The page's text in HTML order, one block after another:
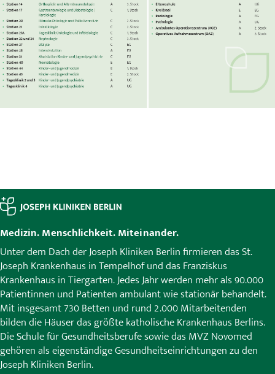
Medizin. Menschlichkeit. Miteinander.
Unter dem Dach der Joseph Kliniken Berlin firmieren das St.
Joseph Krankenhaus in Tempelhof und das Franziskus
Krankenhaus in Tiergarten. Jedes Jahr werden mehr als 90.000
Patientinnen und Patienten ambulant wie stationär behandelt.
Mit insgesamt 730 Betten und rund 2.000 Mitarbeitenden
bilden die Häuser das größte katholische Krankenhaus Berlins.
Die Schule für Gesundheitsberufe sowie das MVZ Novomed
gehören als eigenständige Gesundheitseinrichtungen zu den
Joseph Kliniken Berlin.